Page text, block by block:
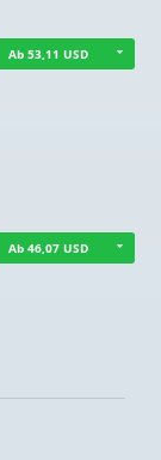
Ab 53,11 USD
Ab 46,07 USD